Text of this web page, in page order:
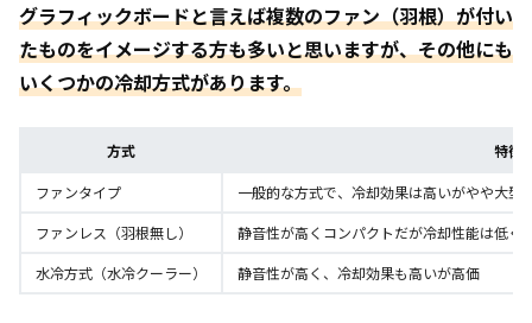
グラフィックボードと言えば複数のファン（羽根）が付い
たものをイメージする方も多いと思いますが、その他にも
いくつかの冷却方式があります。
方式 特徴
ファンタイプ
一般的な方式で、冷却効果は高いがやや大型
ファンレス（羽根無し）
静音性が高くコンパクトだが冷却性能は低く
水冷方式（水冷クーラー）
静音性が高く、冷却効果も高いが高価